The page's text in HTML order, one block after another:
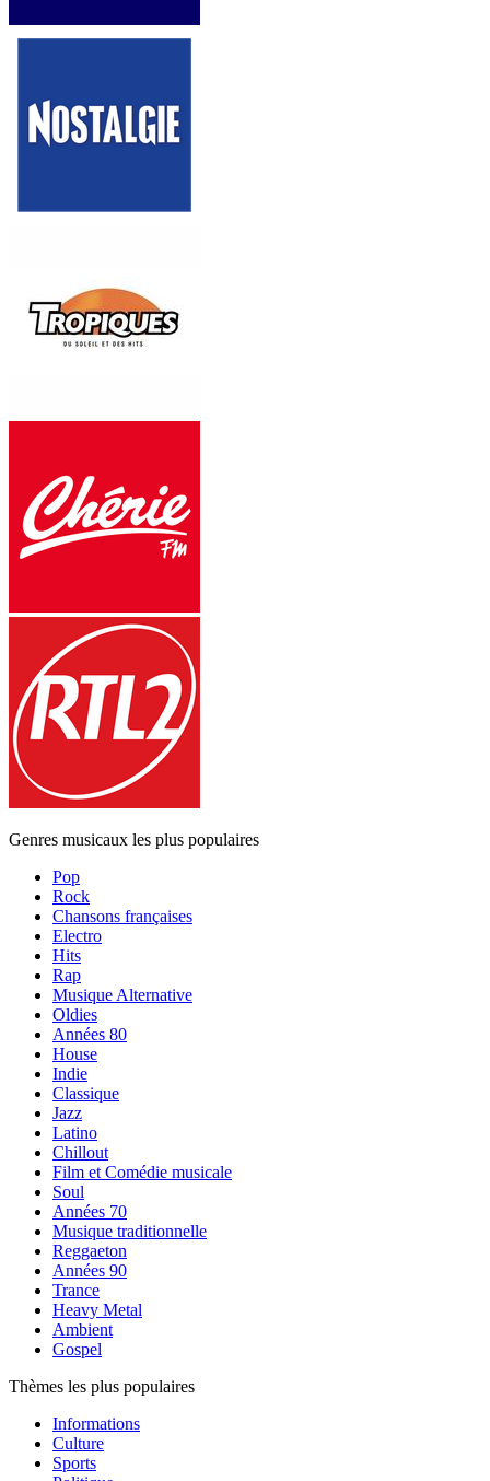
Genres musicaux les plus populaires
Pop
Rock
Chansons françaises
Electro
Hits
Rap
Musique Alternative
Oldies
Années 80
House
Indie
Classique
Jazz
Latino
Chillout
Film et Comédie musicale
Soul
Années 70
Musique traditionnelle
Reggaeton
Années 90
Trance
Heavy Metal
Ambient
Gospel
Thèmes les plus populaires
Informations
Culture
Sports